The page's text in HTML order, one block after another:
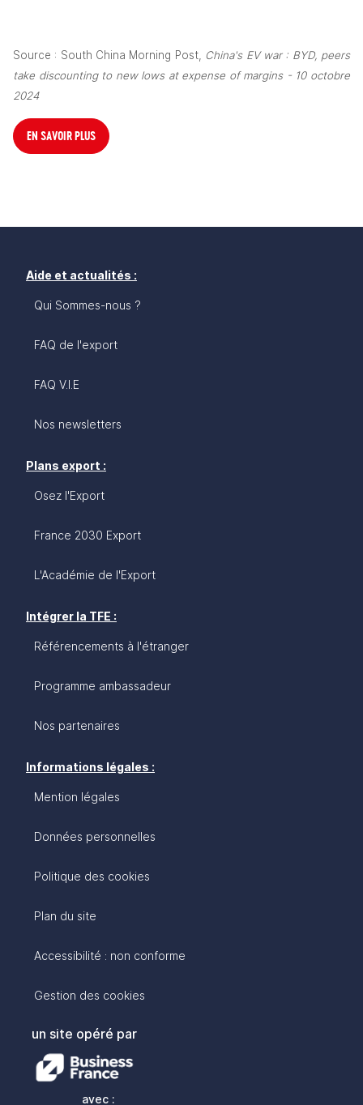
Source : South China Morning Post, China's EV war : BYD, peers
take discounting to new lows at expense of margins - 10 octobre
2024
EN SAVOIR PLUS
Aide et actualités :
Qui Sommes-nous ?
FAQ de l'export
FAQ V.I.E
Nos newsletters
Plans export :
Osez l'Export
France 2030 Export
L'Académie de l'Export
Intégrer la TFE :
Référencements à l'étranger
Programme ambassadeur
Nos partenaires
Informations légales :
Mention légales
Données personnelles
Politique des cookies
Plan du site
Accessibilité : non conforme
Gestion des cookies
un site opéré par
avec :